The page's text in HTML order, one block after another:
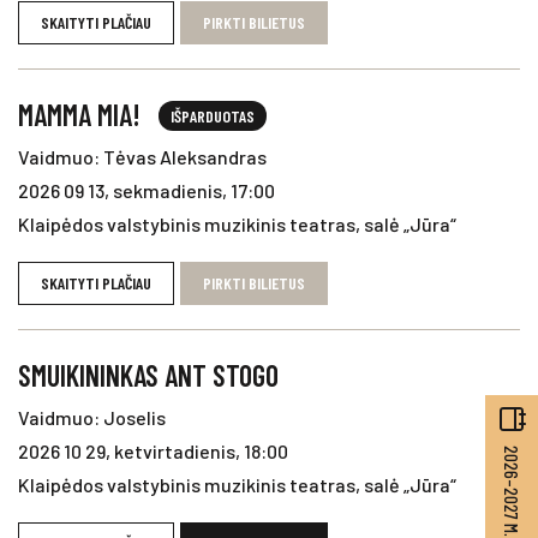
SKAITYTI PLAČIAU PIRKTI BILIETUS
MAMMA MIA! IŠPARDUOTAS
Vaidmuo: Tėvas Aleksandras
2026 09 13, sekmadienis, 17:00
Klaipėdos valstybinis muzikinis teatras, salė „Jūra“
SKAITYTI PLAČIAU PIRKTI BILIETUS
SMUIKININKAS ANT STOGO
Vaidmuo: Joselis
2026 10 29, ketvirtadienis, 18:00
Klaipėdos valstybinis muzikinis teatras, salė „Jūra“